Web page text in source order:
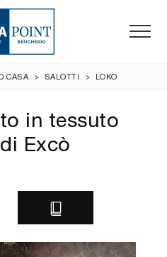
CASA > SALOTTI > LOKO
in tessuto
Excò